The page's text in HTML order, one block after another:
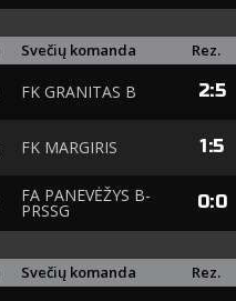
Svečių komanda Rez.
FK GRANITAS B 2:5
FK MARGIRIS 1:5
FA PANEVĖŽYS B-
PRSSG 0:0
Svečių komanda Rez.